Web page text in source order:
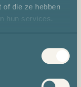
of die ze hebben
hun services.
MEER